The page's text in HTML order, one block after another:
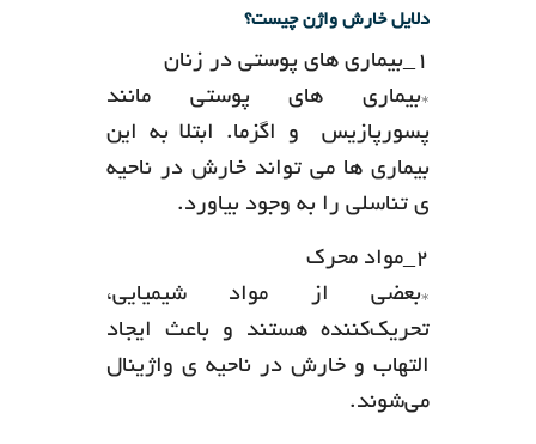
دلایل خارش واژن چیست؟
۱_بیماری های پوستی در زنان
*بیماری های پوستی مانند
پسورپازیس و اگزما. ابتلا به این
بیماری ها می تواند خارش در ناحیه
ی تناسلی را به وجود بیاورد.
۲_مواد محرک
*بعضی از مواد شیمیایی،
تحریک‌کننده هستند و باعث ایجاد
التهاب و خارش در ناحیه ی واژینال
می‌شوند.